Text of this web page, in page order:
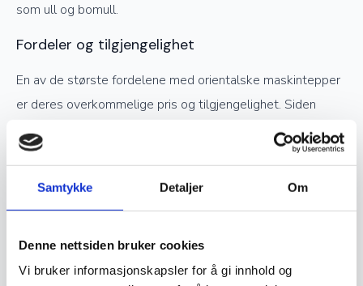
Samtykke Detaljer Om
Denne nettsiden bruker cookies
Vi bruker informasjonskapsler for å gi innhold og
som ull og bomull.
Fordeler og tilgjengelighet
En av de største fordelene med orientalske maskintepper
er deres overkommelige pris og tilgjengelighet. Siden
produksjonen er raskere og mindre arbeidskrevende enn
håndknytting, kan maskintepper tilby lignende estetikk til
Vedlikehold og holdbarhet